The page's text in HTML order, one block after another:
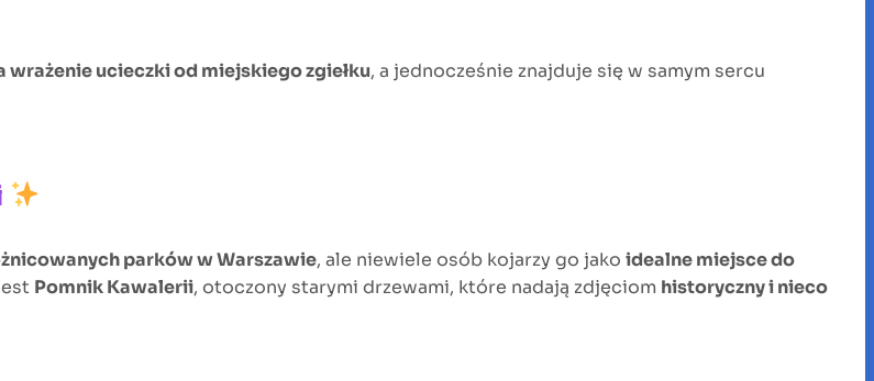
wrażenie ucieczki od miejskiego zgiełku, a jednocześnie znajduje się w samym sercu
parków w Warszawie, ale niewiele osób kojarzy go jako idealne miejsce do
Pomnik Kawalerii, otoczony starymi drzewami, które nadają zdjęciom historyczny i nieco